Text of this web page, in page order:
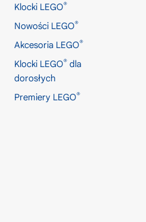
Klocki LEGO®
Nowości LEGO®
Akcesoria LEGO®
Klocki LEGO® dla
dorosłych
Premiery LEGO®